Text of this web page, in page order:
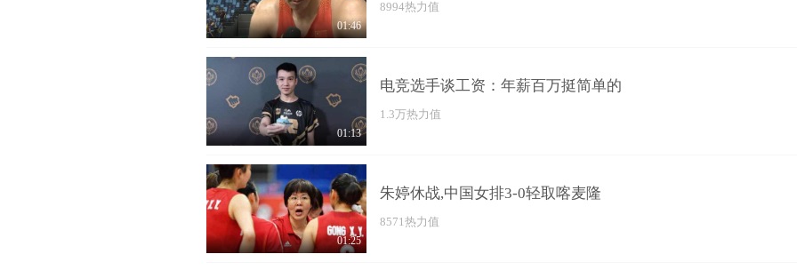
01:46
8994热力值
01:13
电竞选手谈工资：年薪百万挺简单的
1.3万热力值
01:25
朱婷休战,中国女排3-0轻取喀麦隆
8571热力值